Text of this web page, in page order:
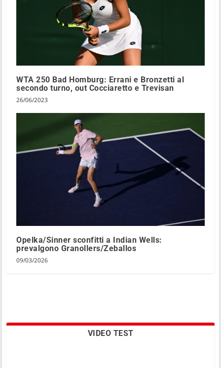
WTA 250 Bad Homburg: Errani e Bronzetti al
secondo turno, out Cocciaretto e Trevisan
26/06/2023
Opelka/Sinner sconfitti a Indian Wells:
prevalgono Granollers/Zeballos
09/03/2026
VIDEO TEST